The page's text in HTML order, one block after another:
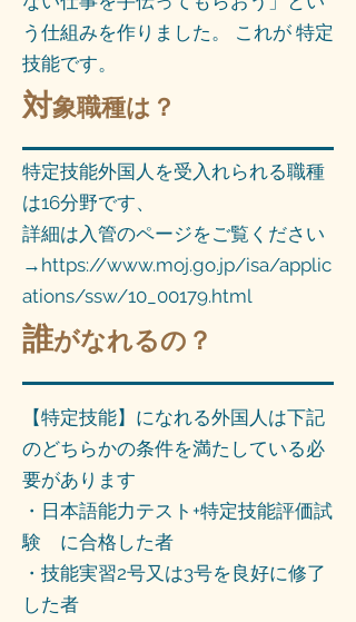
う仕組みを作りました。 これが 特定
技能です。
対象職種は？
特定技能外国人を受入れられる職種
は16分野です、
詳細は入管のページをご覧ください
→https://www.moj.go.jp/isa/applic
ations/ssw/10_00179.html
誰がなれるの？
【特定技能】になれる外国人は下記
のどちらかの条件を満たしている必
要があります
・日本語能力テスト+特定技能評価試
験 に合格した者
・技能実習2号又は3号を良好に修了
した者